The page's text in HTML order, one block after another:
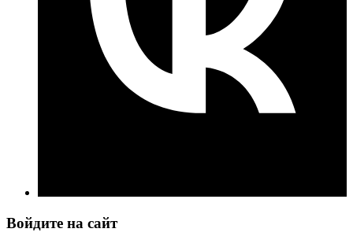
Войдите на сайт